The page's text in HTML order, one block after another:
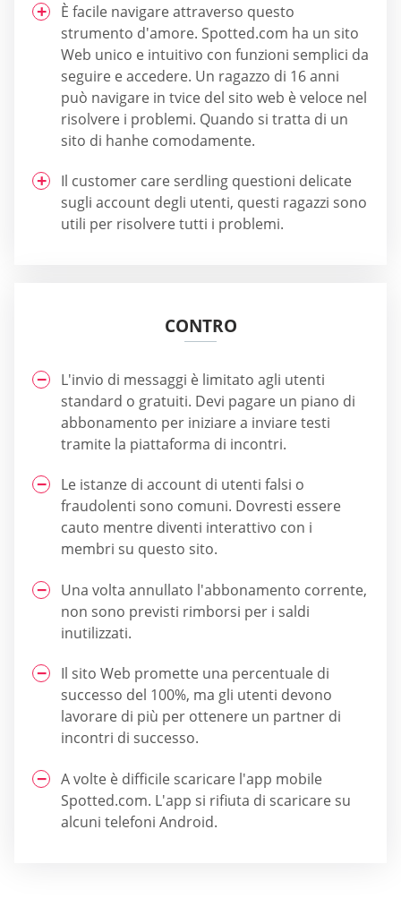
È facile navigare attraverso questo
strumento d'amore. Spotted.com ha un sito
Web unico e intuitivo con funzioni semplici da
seguire e accedere. Un ragazzo di 16 anni
può navigare in tvice del sito web è veloce nel
risolvere i problemi. Quando si tratta di un
sito di hanhe comodamente.
Il customer care serdling questioni delicate
sugli account degli utenti, questi ragazzi sono
utili per risolvere tutti i problemi.
CONTRO
L'invio di messaggi è limitato agli utenti
standard o gratuiti. Devi pagare un piano di
abbonamento per iniziare a inviare testi
tramite la piattaforma di incontri.
Le istanze di account di utenti falsi o
fraudolenti sono comuni. Dovresti essere
cauto mentre diventi interattivo con i
membri su questo sito.
Una volta annullato l'abbonamento corrente,
non sono previsti rimborsi per i saldi
inutilizzati.
Il sito Web promette una percentuale di
successo del 100%, ma gli utenti devono
lavorare di più per ottenere un partner di
incontri di successo.
A volte è difficile scaricare l'app mobile
Spotted.com. L'app si rifiuta di scaricare su
alcuni telefoni Android.